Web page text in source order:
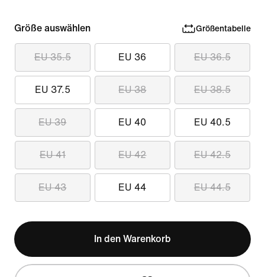
Größe auswählen Größentabelle
EU 35.5 EU 36 EU 36.5
EU 37.5 EU 38 EU 38.5
EU 39 EU 40 EU 40.5
EU 41 EU 42 EU 42.5
EU 43 EU 44 EU 44.5
In den Warenkorb